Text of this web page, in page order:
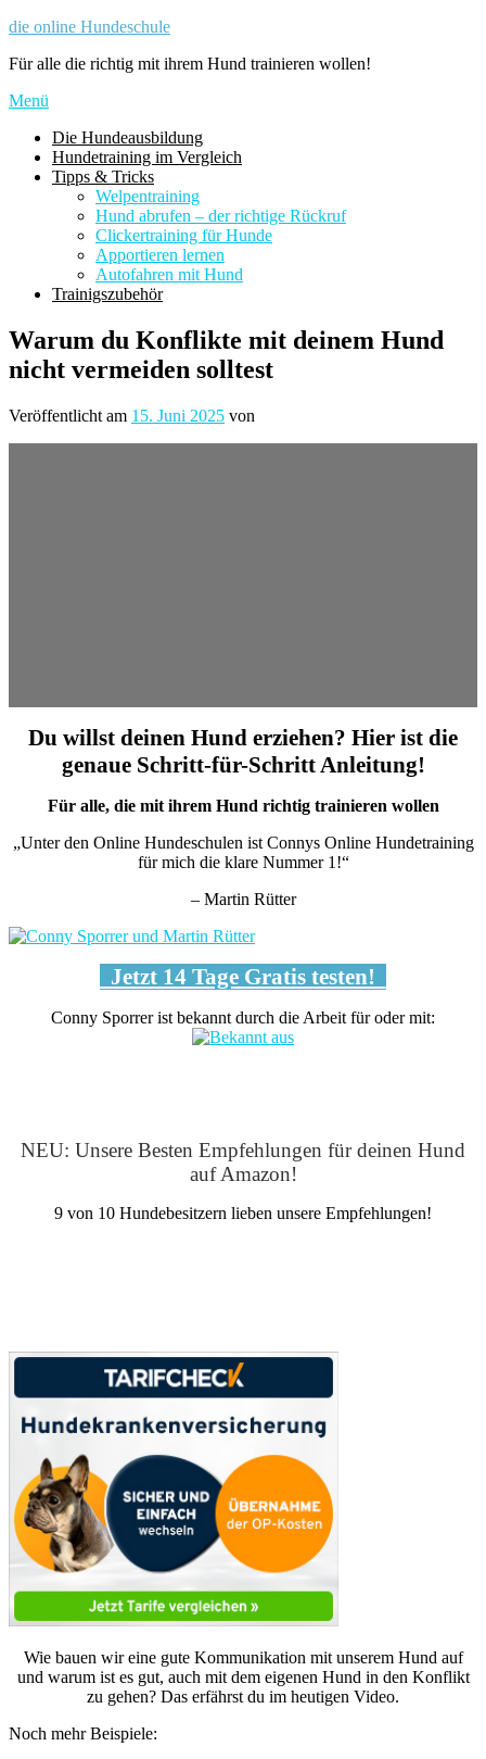
Zum
springen
die online Hundeschule
Für alle die richtig mit ihrem Hund trainieren wollen!
Menü
Die Hundeausbildung
Hundetraining im Vergleich
Tipps & Tricks
Welpentraining
Hund abrufen – der richtige Rückruf
Clickertraining für Hunde
Apportieren lernen
Autofahren mit Hund
Trainigszubehör
Warum du Konflikte mit deinem Hund
nicht vermeiden solltest
Veröffentlicht am 15. Juni 2025 von
Du willst deinen Hund erziehen? Hier ist die
genaue Schritt-für-Schritt Anleitung!
Für alle, die mit ihrem Hund richtig trainieren wollen
„Unter den Online Hundeschulen ist Connys Online Hundetraining
für mich die klare Nummer 1!“
– Martin Rütter
Jetzt 14 Tage Gratis testen!
Conny Sporrer ist bekannt durch die Arbeit für oder mit:
NEU: Unsere Besten Empfehlungen für deinen Hund
auf Amazon!
9 von 10 Hundebesitzern lieben unsere Empfehlungen!
Wie bauen wir eine gute Kommunikation mit unserem Hund auf
und warum ist es gut, auch mit dem eigenen Hund in den Konflikt
zu gehen? Das erfährst du im heutigen Video.
Noch mehr Beispiele: